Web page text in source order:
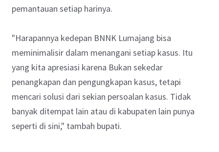
pemantauan setiap harinya.
"Harapannya kedepan BNNK Lumajang bisa
meminimalisir dalam menangani setiap kasus. Itu
yang kita apresiasi karena Bukan sekedar
penangkapan dan pengungkapan kasus, tetapi
mencari solusi dari sekian persoalan kasus. Tidak
banyak ditempat lain atau di kabupaten lain punya
seperti di sini," tambah bupati.